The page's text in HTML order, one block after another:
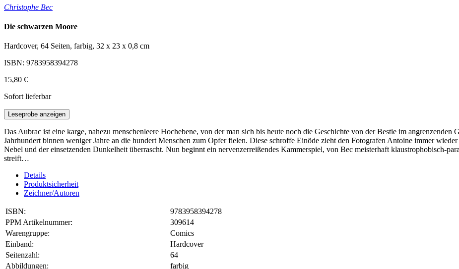
Christophe Bec
Die schwarzen Moore
Hardcover, 64 Seiten, farbig, 32 x 23 x 0,8 cm
ISBN: 9783958394278
15,80 €
Sofort lieferbar
Leseprobe anzeigen
Das Aubrac ist eine karge, nahezu menschenleere Hochebene, von der man sich bis heute noch die Geschichte von der Bestie im
Jahrhundert binnen weniger Jahre an die hundert Menschen zum Opfer fielen. Diese schroffe Einöde zieht den Fotografen Antoine immer
Nebel und der einsetzenden Dunkelheit überrascht. Nun beginnt ein nervenzerreißendes Kammerspiel, von Bec meisterhaft klaustrophobisch-
streift…
Details
Produktsicherheit
Zeichner/Autoren
ISBN:
9783958394278
PPM Artikelnummer:
309614
Warengruppe:
Comics
Einband:
Hardcover
Seitenzahl:
64
Abbildungen:
farbig